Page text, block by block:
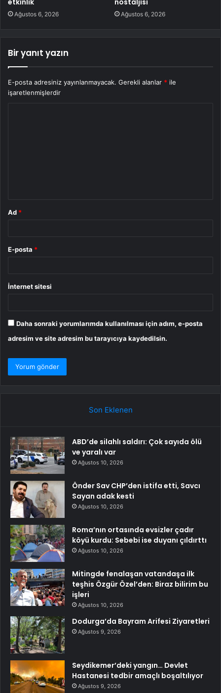
etkinlik
Ağustos 6, 2026
nostaljisi
Ağustos 6, 2026
Bir yanıt yazın
E-posta adresiniz yayınlanmayacak. Gerekli alanlar * ile
işaretlenmişlerdir
Ad *
E-posta *
İnternet sitesi
Daha sonraki yorumlarımda kullanılması için adım, e-posta
adresim ve site adresim bu tarayıcıya kaydedilsin.
Son Eklenen
ABD’de silahlı saldırı: Çok sayıda ölü
ve yaralı var
Ağustos 10, 2026
Önder Sav CHP’den istifa etti, Savcı
Sayan adak kesti
Ağustos 10, 2026
Roma’nın ortasında evsizler çadır
köyü kurdu: Sebebi ise duyanı çıldırttı
Ağustos 10, 2026
Mitingde fenalaşan vatandaşa ilk
teşhis Özgür Özel’den: Biraz bilirim bu
işleri
Ağustos 10, 2026
Dodurga’da Bayram Arifesi Ziyaretleri
Ağustos 9, 2026
Seydikemer’deki yangın… Devlet
Hastanesi tedbir amaçlı boşaltılıyor
Ağustos 9, 2026